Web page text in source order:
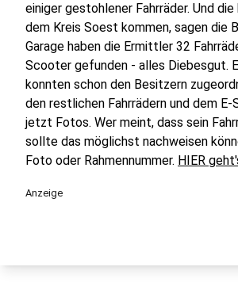
einiger gestohlener Fahrräder. Und die
dem Kreis Soest kommen, sagen die
Garage haben die Ermittler 32
Scooter gefunden - alles Diebesgut.
konnten schon den Besitzern
den restlichen Fahrrädern und dem
jetzt Fotos. Wer meint, dass sein
sollte das möglichst nachweisen
Foto oder Rahmennummer. HIER
Anzeige